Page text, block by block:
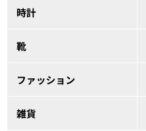
時計
靴
ファッション
雑貨